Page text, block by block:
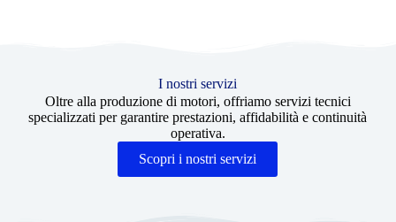
I nostri servizi
Oltre alla produzione di motori, offriamo servizi tecnici
specializzati per garantire prestazioni, affidabilità e continuità
operativa.
Scopri i nostri servizi